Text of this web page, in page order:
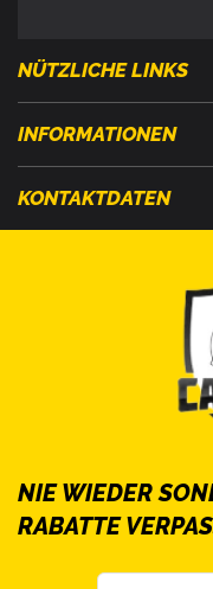
NÜTZLICHE LINKS
INFORMATIONEN
KONTAKTDATEN
NIE WIEDER
RABATTE